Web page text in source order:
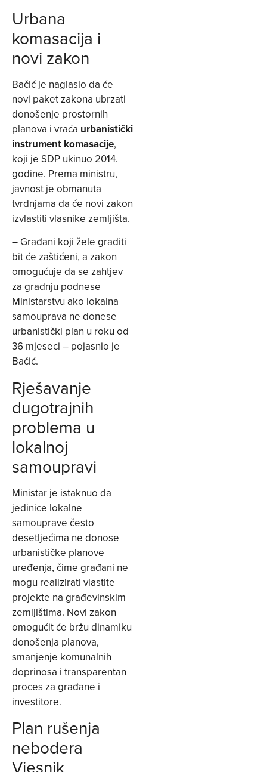
Urbana
komasacija i
novi zakon
Bačić je naglasio da će
novi paket zakona ubrzati
donošenje prostornih
planova i vraća urbanistički
instrument komasacije,
koji je SDP ukinuo 2014.
godine. Prema ministru,
javnost je obmanuta
tvrdnjama da će novi zakon
izvlastiti vlasnike zemljišta.
– Građani koji žele graditi
bit će zaštićeni, a zakon
omogućuje da se zahtjev
za gradnju podnese
Ministarstvu ako lokalna
samouprava ne donese
urbanistički plan u roku od
36 mjeseci – pojasnio je
Bačić.
Rješavanje
dugotrajnih
problema u
lokalnoj
samoupravi
Ministar je istaknuo da
jedinice lokalne
samouprave često
desetljećima ne donose
urbanističke planove
uređenja, čime građani ne
mogu realizirati vlastite
projekte na građevinskim
zemljištima. Novi zakon
omogućit će bržu dinamiku
donošenja planova,
smanjenje komunalnih
doprinosa i transparentan
proces za građane i
investitore.
Plan rušenja
nebodera
Vjesnik